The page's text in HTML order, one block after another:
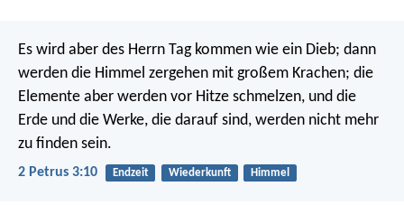
Es wird aber des Herrn Tag kommen wie ein Dieb; dann
werden die Himmel zergehen mit großem Krachen; die
Elemente aber werden vor Hitze schmelzen, und die
Erde und die Werke, die darauf sind, werden nicht mehr
zu finden sein.
2 Petrus 3:10 Endzeit Wiederkunft Himmel